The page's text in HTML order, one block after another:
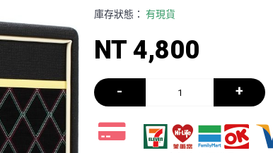
庫存狀態： 有現貨
NT 4,800
- +